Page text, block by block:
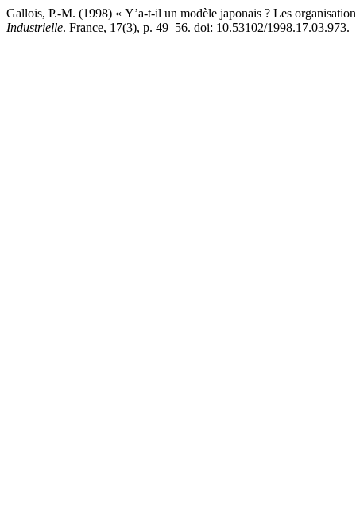
Gallois, P.-M. (1998) « Y’a-t-il un modèle japonais ? Les
Industrielle. France, 17(3), p. 49–56. doi: 10.53102/1998.17.03.973.